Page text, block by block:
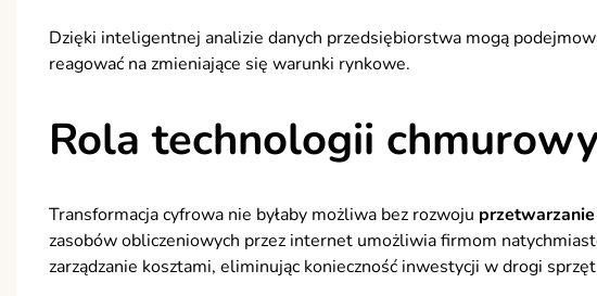
Dzięki inteligentnej analizie danych przedsiębiorstwa mogą
reagować na zmieniające się warunki rynkowe.
Rola technologii
Transformacja cyfrowa nie byłaby możliwa bez rozwoju
zasobów obliczeniowych przez internet umożliwia firmom
zarządzanie kosztami, eliminując konieczność inwestycji w drogi